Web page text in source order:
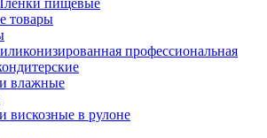
пищевые
товары
профессиональная
влажные
вискозные в рулоне